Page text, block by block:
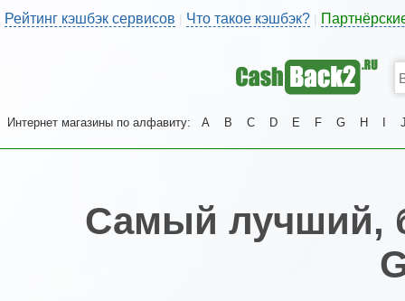
Рейтинг кэшбэк сервисов | Что такое кэшбэк?
Интернет магазины по алфавиту: A B C D E F G H
Самый лучший,